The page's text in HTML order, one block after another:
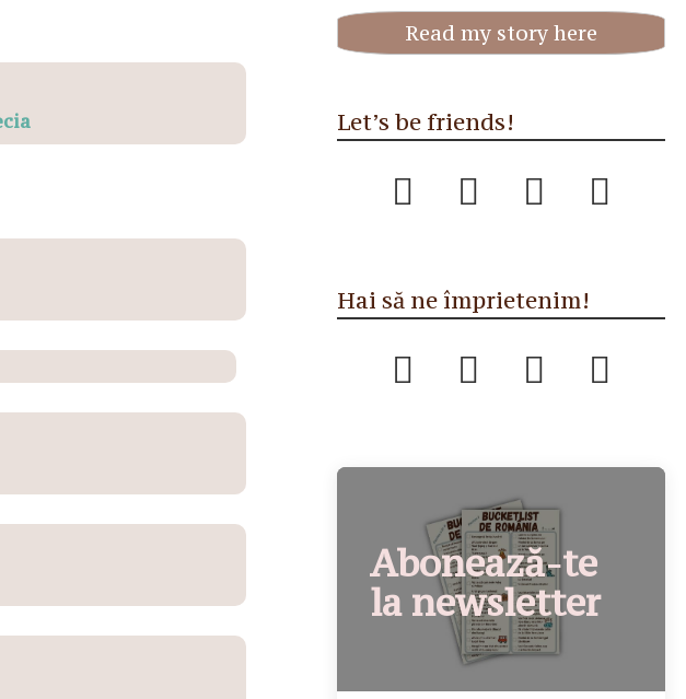
Read my story here
Let’s be friends!
Hai să ne împrietenim!
Abonează-te
la newsletter